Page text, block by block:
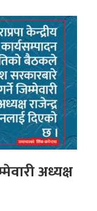
अध्यक्ष